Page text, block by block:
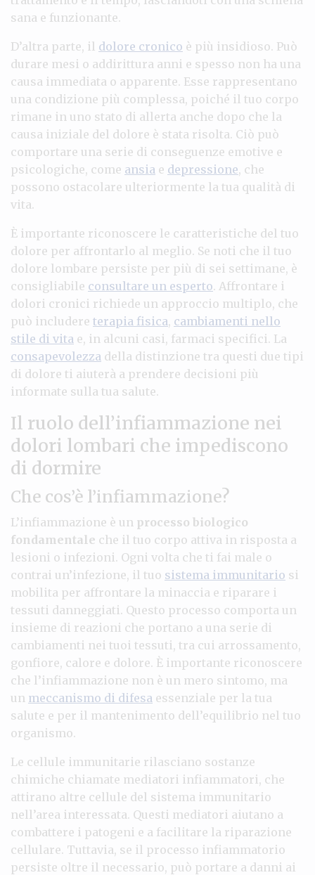
sana e funzionante.
D’altra parte, il dolore cronico è più insidioso. Può
durare mesi o addirittura anni e spesso non ha una
causa immediata o apparente. Esse rappresentano
una condizione più complessa, poiché il tuo corpo
rimane in uno stato di allerta anche dopo che la
causa iniziale del dolore è stata risolta. Ciò può
comportare una serie di conseguenze emotive e
psicologiche, come ansia e depressione, che
possono ostacolare ulteriormente la tua qualità di
vita.
È importante riconoscere le caratteristiche del tuo
dolore per affrontarlo al meglio. Se noti che il tuo
dolore lombare persiste per più di sei settimane, è
consigliabile consultare un esperto. Affrontare i
dolori cronici richiede un approccio multiplo, che
può includere terapia fisica, cambiamenti nello
stile di vita e, in alcuni casi, farmaci specifici. La
consapevolezza della distinzione tra questi due tipi
di dolore ti aiuterà a prendere decisioni più
informate sulla tua salute.
Il ruolo dell’infiammazione nei
dolori lombari che impediscono
di dormire
Che cos’è l’infiammazione?
L’infiammazione è un processo biologico
fondamentale che il tuo corpo attiva in risposta a
lesioni o infezioni. Ogni volta che ti fai male o
contrai un’infezione, il tuo sistema immunitario si
mobilita per affrontare la minaccia e riparare i
tessuti danneggiati. Questo processo comporta un
insieme di reazioni che portano a una serie di
cambiamenti nei tuoi tessuti, tra cui arrossamento,
gonfiore, calore e dolore. È importante riconoscere
che l’infiammazione non è un mero sintomo, ma
un meccanismo di difesa essenziale per la tua
salute e per il mantenimento dell’equilibrio nel tuo
organismo.
Le cellule immunitarie rilasciano sostanze
chimiche chiamate mediatori infiammatori, che
attirano altre cellule del sistema immunitario
nell’area interessata. Questi mediatori aiutano a
combattere i patogeni e a facilitare la riparazione
cellulare. Tuttavia, se il processo infiammatorio
persiste oltre il necessario, può portare a danni ai